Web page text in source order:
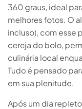
360 graus, ideal
melhores fotos. O
incluso), com esse
cereja do bolo,
culinária local
Tudo é pensado
em sua plenitude.
Após um dia
E Escapada Tours
Guias profissionais · 26
Olá! 👋 Sou a
Chile.
Guias profissionais